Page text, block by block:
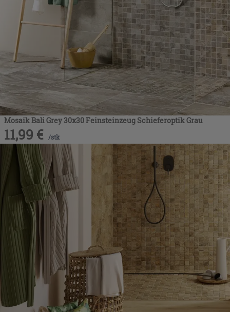
Mosaik Bali Grey 30x30 Feinsteinzeug Schieferoptik Grau
11,99 € /stk